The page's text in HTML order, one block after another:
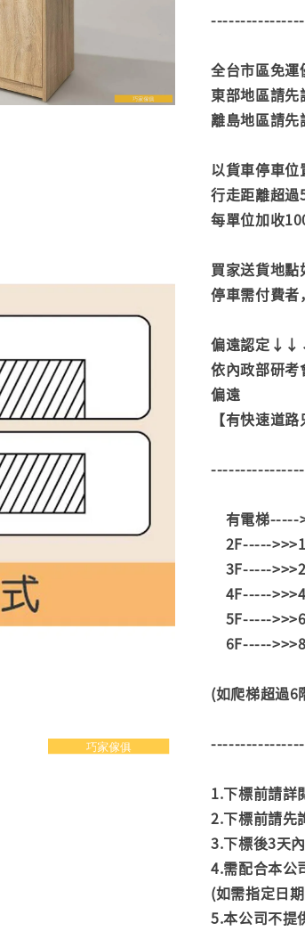
全台市區免
東部地區請先
離島地區請先
以貨車停車
行走距離超
每單位加收
買家送貨地
停車需付費者
偏遠認
依內政部研
偏遠
【有快速道
有電梯-----
2F-----
3F-----
4F-----
5F-----
6F-----
(如爬梯超過6
1.下標前請詳
2.下標前請先
3.下標後3天
4.需配合本公
(如需指定日
5.本公司不提